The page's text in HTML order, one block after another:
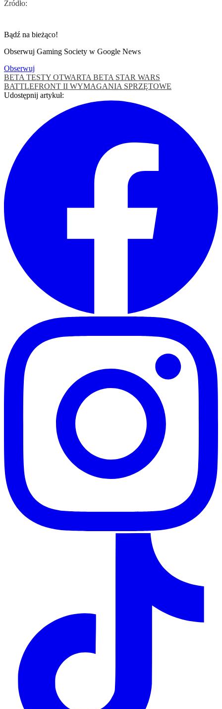
Źródło:
Bądź na bieżąco!
Obserwuj Gaming Society w Google News
Obserwuj
BETA TESTY OTWARTA BETA STAR WARS
BATTLEFRONT II WYMAGANIA SPRZĘTOWE
Udostępnij artykuł: